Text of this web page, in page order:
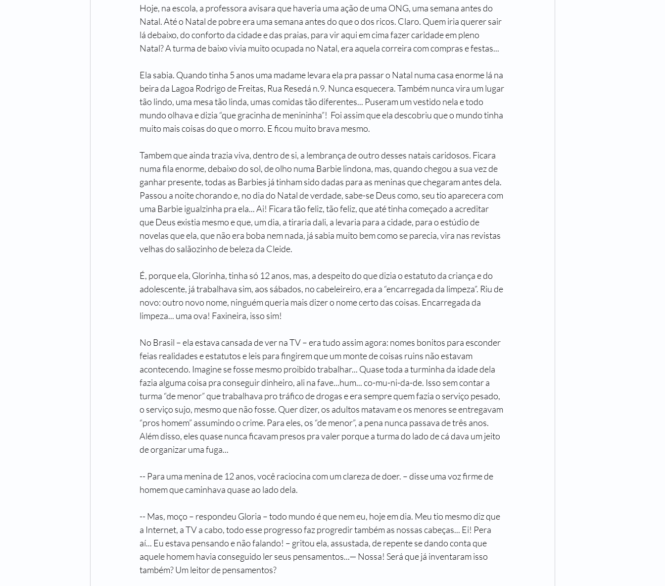
Hoje, na escola, a professora avisara que haveria uma ação de uma ONG, uma semana antes do
Natal. Até o Natal de pobre era uma semana antes do que o dos ricos. Claro. Quem iria querer sair
lá debaixo, do conforto da cidade e das praias, para vir aqui em cima fazer caridade em pleno
Natal? A turma de baixo vivia muito ocupada no Natal, era aquela correira com compras e festas...
Ela sabia. Quando tinha 5 anos uma madame levara ela pra passar o Natal numa casa enorme lá na
beira da Lagoa Rodrigo de Freitas, Rua Resedá n.9. Nunca esquecera. Também nunca vira um lugar
tão lindo, uma mesa tão linda, umas comidas tão diferentes... Puseram um vestido nela e todo
mundo olhava e dizia “que gracinha de menininha”!  Foi assim que ela descobriu que o mundo tinha
muito mais coisas do que o morro. E ficou muito brava mesmo.
Tambem que ainda trazia viva, dentro de si, a lembrança de outro desses natais caridosos. Ficara
numa fila enorme, debaixo do sol, de olho numa Barbie lindona, mas, quando chegou a sua vez de
ganhar presente, todas as Barbies já tinham sido dadas para as meninas que chegaram antes dela.
Passou a noite chorando e, no dia do Natal de verdade, sabe-se Deus como, seu tio aparecera com
uma Barbie igualzinha pra ela... Ai! Ficara tão feliz, tão feliz, que até tinha começado a acreditar
que Deus existia mesmo e que, um dia, a tiraria dali, a levaria para a cidade, para o estúdio de
novelas que ela, que não era boba nem nada, já sabia muito bem como se parecia, vira nas revistas
velhas do salãozinho de beleza da Cleide.
É, porque ela, Glorinha, tinha só 12 anos, mas, a despeito do que dizia o estatuto da criança e do
adolescente, já trabalhava sim, aos sábados, no cabeleireiro, era a “encarregada da limpeza”. Riu de
novo: outro novo nome, ninguém queria mais dizer o nome certo das coisas. Encarregada da
limpeza... uma ova! Faxineira, isso sim!
No Brasil – ela estava cansada de ver na TV – era tudo assim agora: nomes bonitos para esconder
feias realidades e estatutos e leis para fingirem que um monte de coisas ruins não estavam
acontecendo. Imagine se fosse mesmo proibido trabalhar... Quase toda a turminha da idade dela
fazia alguma coisa pra conseguir dinheiro, ali na fave...hum... co-mu-ni-da-de. Isso sem contar a
turma “de menor” que trabalhava pro tráfico de drogas e era sempre quem fazia o serviço pesado,
o serviço sujo, mesmo que não fosse. Quer dizer, os adultos matavam e os menores se entregavam
“pros homem” assumindo o crime. Para eles, os “de menor”, a pena nunca passava de três anos.
Além disso, eles quase nunca ficavam presos pra valer porque a turma do lado de cá dava um jeito
de organizar uma fuga...
-- Para uma menina de 12 anos, você raciocina com um clareza de doer. – disse uma voz firme de
homem que caminhava quase ao lado dela.
-- Mas, moço – respondeu Gloria – todo mundo é que nem eu, hoje em dia. Meu tio mesmo diz que
a Internet, a TV a cabo, todo esse progresso faz progredir também as nossas cabeças... Ei! Pera
aí... Eu estava pensando e não falando! – gritou ela, assustada, de repente se dando conta que
aquele homem havia conseguido ler seus pensamentos...— Nossa! Será que já inventaram isso
também? Um leitor de pensamentos?